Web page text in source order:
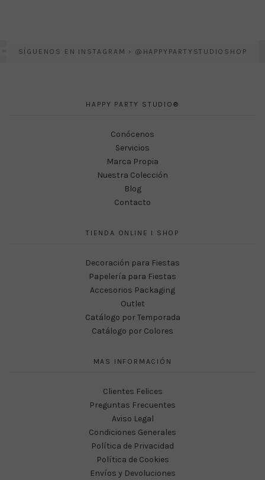
SÍGUENOS EN INSTAGRAM › @HAPPYPARTYSTUDIOSHOP
HAPPY PARTY STUDIO®
Conócenos
Servicios
Marca Propia
Nuestra Colección
Blog
Contacto
TIENDA ONLINE I SHOP
Decoración para Fiestas
Papelería para Fiestas
Accesorios Packaging
Outlet
Catálogo por Temporada
Catálogo por Colores
MAS INFORMACIÓN
Clientes Felices
Preguntas Frecuentes
Aviso Legal
Condiciones Generales
Política de Privacidad
Política de Cookies
Envíos y Devoluciones